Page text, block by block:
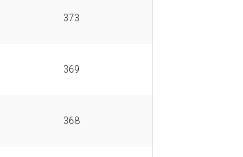
373
369
368